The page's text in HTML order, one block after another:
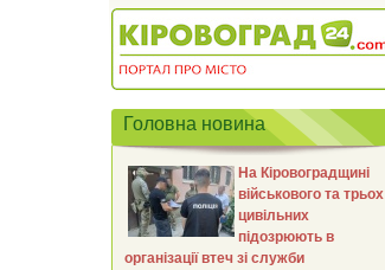
Головна новина
На Кіровоградщині
військового та трьох
цивільних
підозрюють в
організації втеч зі служби